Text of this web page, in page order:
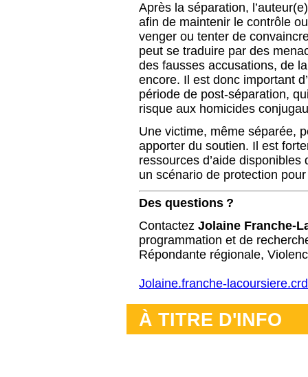
Après la séparation,
afin de maintenir le contrôle
venger ou tenter de
peut se traduire par des
des fausses accusations, de
encore. Il est donc important
période de post-séparation,
risque aux homicides
Une victime, même séparée,
apporter du soutien. Il est
ressources d’aide
un scénario de protection
Des questions ?
Contactez Jolaine Franche-
programmation et de
Répondante régionale,
Jolaine.franche-
À TITRE D'INFO